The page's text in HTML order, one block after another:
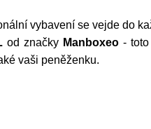
vybavení se vejde do
od značky Manboxeo -
vaši peněženku.